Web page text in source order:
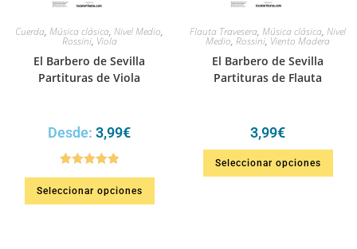
Cuerda, Música clásica, Nivel Medio,
Rossini, Viola
El Barbero de Sevilla
Partituras de Viola
Desde: 3,99€
Valorado en
5.00de 5
Seleccionar opciones
Flauta Travesera, Música clásica, Nivel
Medio, Rossini, Viento Madera
El Barbero de Sevilla
Partituras de Flauta
3,99€
Seleccionar opciones